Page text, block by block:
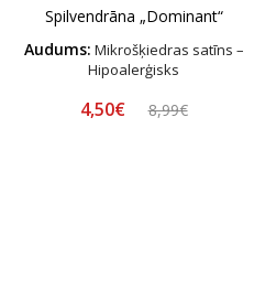
Spilvendrāna „Dominant“
Audums: Mikrošķiedras satīns –
Hipoalerģisks
4,50€ 8,99€